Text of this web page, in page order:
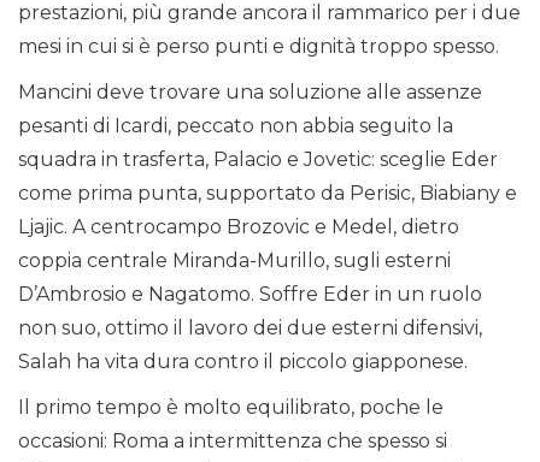
prestazioni, più grande ancora il rammarico per i due
mesi in cui si è perso punti e dignità troppo spesso.
Mancini deve trovare una soluzione alle assenze
pesanti di Icardi, peccato non abbia seguito la
squadra in trasferta, Palacio e Jovetic: sceglie Eder
come prima punta, supportato da Perisic, Biabiany e
Ljajic. A centrocampo Brozovic e Medel, dietro
coppia centrale Miranda-Murillo, sugli esterni
D’Ambrosio e Nagatomo. Soffre Eder in un ruolo
non suo, ottimo il lavoro dei due esterni difensivi,
Salah ha vita dura contro il piccolo giapponese.
Il primo tempo è molto equilibrato, poche le
occasioni: Roma a intermittenza che spesso si